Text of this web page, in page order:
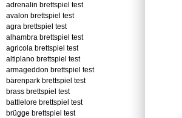
adrenalin brettspiel test
avalon brettspiel test
agra brettspiel test
alhambra brettspiel test
agricola brettspiel test
altiplano brettspiel test
armageddon brettspiel test
bärenpark brettspiel test
brass brettspiel test
battlelore brettspiel test
brügge brettspiel test